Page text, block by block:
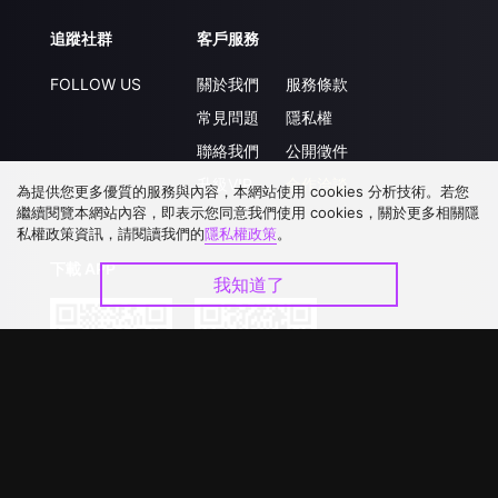
追蹤社群
FOLLOW US
客戶服務
關於我們
常見問題
聯絡我們
升級VIP
服務條款
隱私權
公開徵件
合作洽談
下載 APP
為提供您更多優質的服務與內容，本網站使用 cookies 分析技術。若您
繼續閱覽本網站內容，即表示您同意我們使用 cookies，關於更多相關隱
私權政策資訊，請閱讀我們的隱私權政策。
我知道了